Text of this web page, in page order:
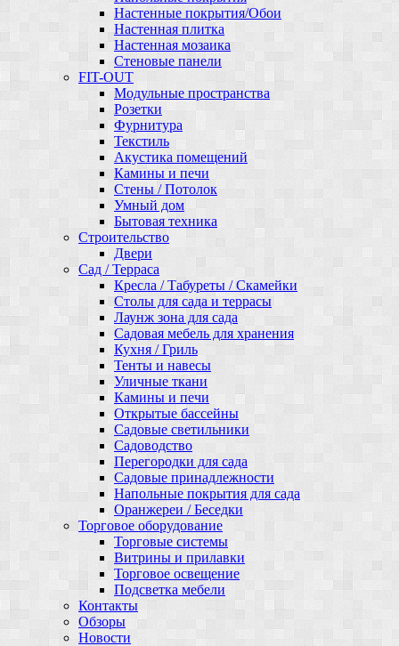
Настенные покрытия/Обои
Настенная плитка
Настенная мозаика
Стеновые панели
FIT-OUT
Модульные пространства
Розетки
Фурнитура
Текстиль
Акустика помещений
Камины и печи
Стены / Потолок
Умный дом
Бытовая техника
Строительство
Двери
Сад / Терраса
Кресла / Табуреты / Скамейки
Столы для сада и террасы
Лаунж зона для сада
Садовая мебель для хранения
Кухня / Гриль
Тенты и навесы
Уличные ткани
Камины и печи
Открытые бассейны
Садовые светильники
Садоводство
Перегородки для сада
Садовые принадлежности
Напольные покрытия для сада
Оранжереи / Беседки
Торговое оборудование
Торговые системы
Витрины и прилавки
Торговое освещение
Подсветка мебели
Контакты
Обзоры
Новости